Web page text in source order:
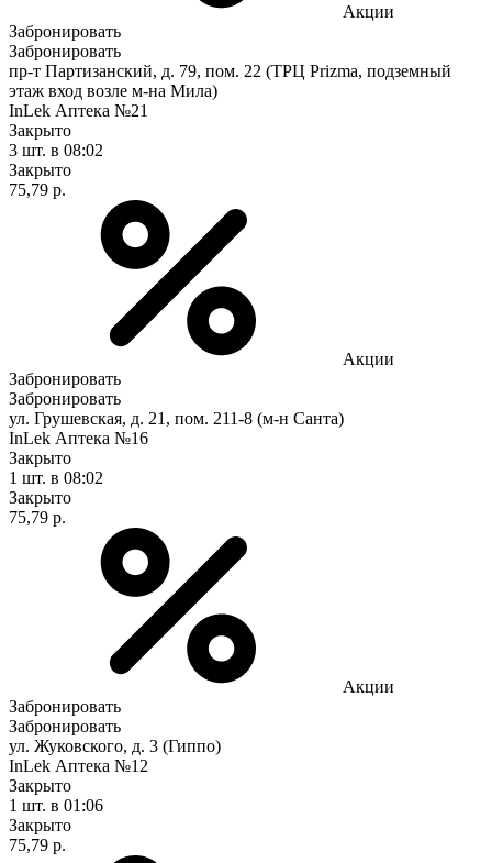
Акции
Забронировать
Забронировать
пр-т Партизанский, д. 79, пом. 22 (ТРЦ Prizma, подземный
этаж вход возле м-на Мила)
InLek Аптека №21
Закрыто
3 шт. в 08:02
Закрыто
75,79 р.
Акции
Забронировать
Забронировать
ул. Грушевская, д. 21, пом. 211-8 (м-н Санта)
InLek Аптека №16
Закрыто
1 шт. в 08:02
Закрыто
75,79 р.
Акции
Забронировать
Забронировать
ул. Жуковского, д. 3 (Гиппо)
InLek Аптека №12
Закрыто
1 шт. в 01:06
Закрыто
75,79 р.